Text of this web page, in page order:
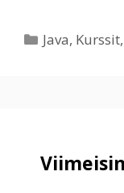
Kategoriat
Java, Kurssit